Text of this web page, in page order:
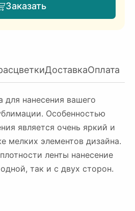
Заказать
ДоставкаОплата
для нанесения вашего
Особенностью
является очень яркий и
мелких элементов дизайна.
ленты нанесение
так и с двух сторон.